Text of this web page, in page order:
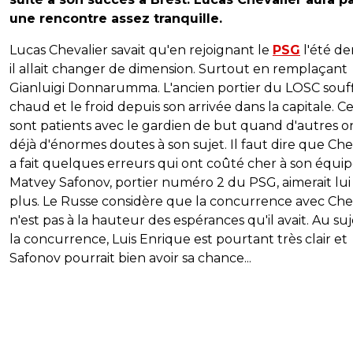
une rencontre assez tranquille.
Lucas Chevalier savait qu'en rejoignant le PSG l'été
il allait changer de dimension. Surtout en remplaçant
Gianluigi Donnarumma. L'ancien portier du LOSC
chaud et le froid depuis son arrivée dans la capitale.
sont patients avec le gardien de but quand d'autres
déjà d'énormes doutes à son sujet. Il faut dire que
a fait quelques erreurs qui ont coûté cher à son
Matvey Safonov, portier numéro 2 du PSG, aimerait
plus. Le Russe considère que la concurrence avec
n'est pas à la hauteur des espérances qu'il avait. Au
la concurrence, Luis Enrique est pourtant très clair et
Safonov pourrait bien avoir sa chance...